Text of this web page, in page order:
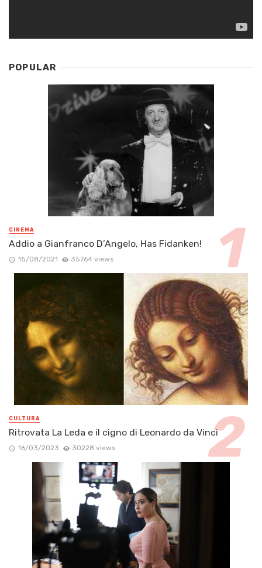
POPULAR
CINEMA
Addio a Gianfranco D’Angelo, Has Fidanken!
15/08/2021 35764 views
CULTURA
Ritrovata La Leda e il cigno di Leonardo da Vinci
16/03/2023 30228 views